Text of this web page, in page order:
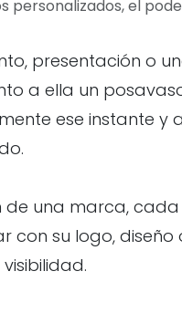
personalizados, el
presentación o
a ella un
ese instante
una marca,
con su logo,